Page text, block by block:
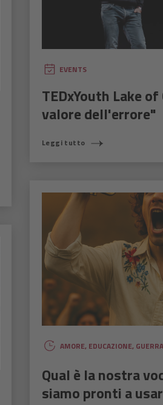
EVENTS
TEDxYouth Lake
valore dell'errore"
Leggi tutto
AMORE, EDUCAZIONE, GUERRA
Qual è la nostra
siamo pronti a